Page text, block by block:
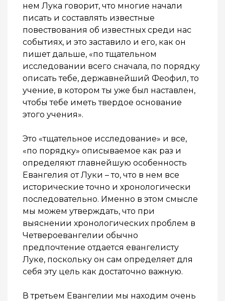
нем Лука говорит, что многие начали
писать и составлять известные
повествования об известных среди нас
событиях, и это заставило и его, как он
пишет дальше, «по тщательном
исследовании всего сначала, по порядку
описать тебе, державнейший Феофил, то
учение, в котором ты уже был наставлен,
чтобы тебе иметь твердое основание
этого учения».
Это «тщательное исследование» и все,
«по порядку» описываемое как раз и
определяют главнейшую особенность
Евангелия от Луки – то, что в нем все
исторические точно и хронологически
последовательно. Именно в этом смысле
мы можем утверждать, что при
выяснении хронологических проблем в
Четвероевангелии обычно
предпочтение отдается евангелисту
Луке, поскольку он сам определяет для
себя эту цель как достаточно важную.
В третьем Евангелии мы находим очень